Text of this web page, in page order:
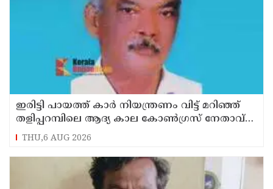
ഇരിട്ടി പായത്ത് കാർ നിയന്ത്രണം വിട്ട് മറിഞ്ഞ്
തളിപ്പറമ്പിലെ ആദ്യ കാല കോണ്‍ഗ്രസ് നേതാവ്
മരിച്ചു
THU,6 AUG 2026